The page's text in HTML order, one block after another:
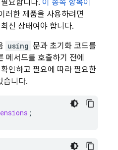
요합니다. 이 종속 항목이
러한 제품을 사용하려면
신 상태여야 합니다.
using 문과 초기화 코드를
메서드를 호출하기 전에
인하고 필요에 따라 필요한
습니다.
;